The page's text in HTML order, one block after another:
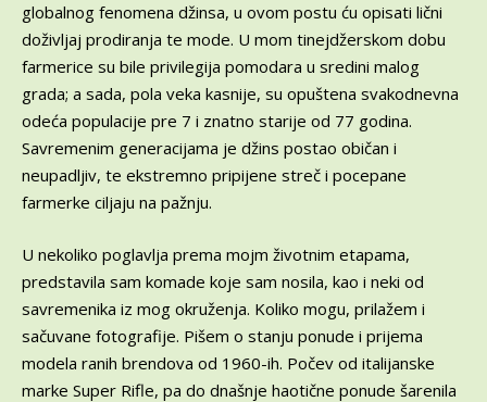
globalnog fenomena džinsa, u ovom postu ću opisati lični
doživljaj prodiranja te mode. U mom tinejdžerskom dobu
farmerice su bile privilegija pomodara u sredini malog
grada; a sada, pola veka kasnije, su opuštena svakodnevna
odeća populacije pre 7 i znatno starije od 77 godina.
Savremenim generacijama je džins postao običan i
neupadljiv, te ekstremno pripijene streč i pocepane
farmerke ciljaju na pažnju.
U nekoliko poglavlja prema mojm životnim etapama,
predstavila sam komade koje sam nosila, kao i neki od
savremenika iz mog okruženja. Koliko mogu, prilažem i
sačuvane fotografije. Pišem o stanju ponude i prijema
modela ranih brendova od 1960-ih. Počev od italijanske
marke Super Rifle, pa do dnašnje haotične ponude šarenila